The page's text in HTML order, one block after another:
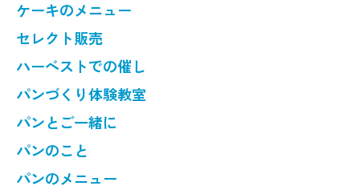
ケーキのメニュー
セレクト販売
ハーベストでの催し
パンづくり体験教室
パンとご一緒に
パンのこと
パンのメニュー